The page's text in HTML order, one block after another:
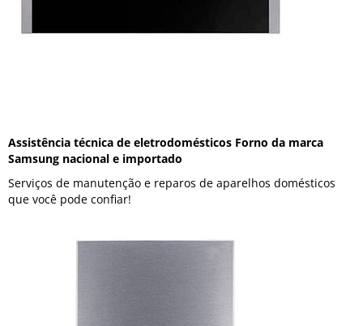
Assistência técnica de eletrodomésticos Forno da marca
Samsung nacional e importado
Serviços de manutenção e reparos de aparelhos domésticos
que você pode confiar!